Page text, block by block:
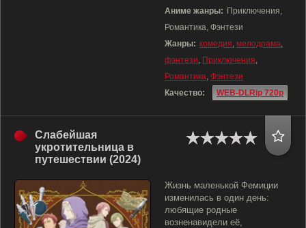
Аниме жанры: Приключения,
Романтика, Фэнтези
Жанры: комедия, мелодрама,
фэнтези, Приключения,
Романтика, Фэнтези
Качество:
WEB-DLRip 720p
Слабейшая
укротительница в
путешествии (2024)
Жизнь маленькой Фемиции
изменилась в один день:
любящие родные
возненавидели её,